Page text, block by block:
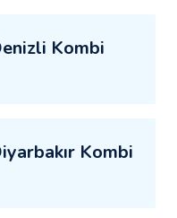
Kombi
Kombi